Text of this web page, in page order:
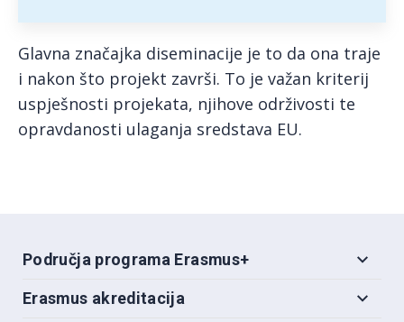
Glavna značajka diseminacije je to da ona traje
i nakon što projekt završi. To je važan kriterij
uspješnosti projekata, njihove održivosti te
opravdanosti ulaganja sredstava EU.
Područja programa Erasmus+
Erasmus akreditacija